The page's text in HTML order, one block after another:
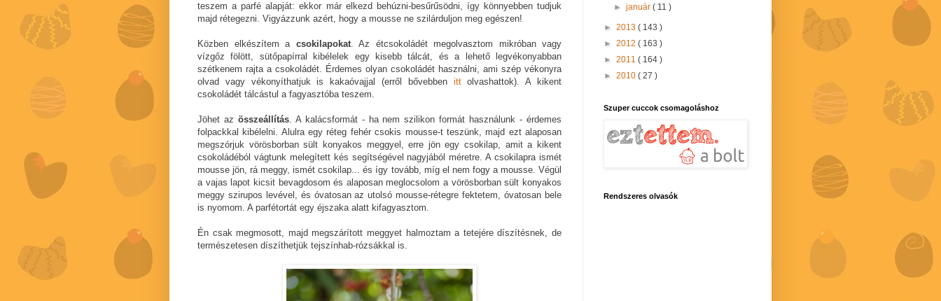
teszem a parfé alapját: ekkor már elkezd behúzni-besűrűsödni, így könnyebben tudjuk
majd rétegezni. Vigyázzunk azért, hogy a mousse ne szilárduljon meg egészen!
Közben elkészítem a csokilapokat. Az étcsokoládét megolvasztom mikróban vagy
vízgőz fölött, sütőpapírral kibélelek egy kisebb tálcát, és a lehető legvékonyabban
szétkenem rajta a csokoládét. Érdemes olyan csokoládét használni, ami szép vékonyra
olvad vagy vékonyíthatjuk is kakaóvajjal (erről bővebben ittolvashattok). A kikent
csokoládét tálcástul a fagyasztóba teszem.
Jöhet az összeállítás. A kalácsformát - ha nem szilikon formát használunk - érdemes
folpackkal kibélelni. Alulra egy réteg fehér csokis mousse-t teszünk, majd ezt alaposan
megszórjuk vörösborban sült konyakos meggyel, erre jön egy csokilap, amit a kikent
csokoládéból vágtunk melegített kés segítségével nagyjából méretre. A csokilapra ismét
mousse jön, rá meggy, ismét csokilap... és így tovább, míg el nem fogy a mousse. Végül
a vajas lapot kicsit bevagdosom és alaposan meglocsolom a vörösborban sült konyakos
meggy szirupos levével, és óvatosan az utolsó mousse-rétegre fektetem, óvatosan bele
is nyomom. A parfétortát egy éjszaka alatt kifagyasztom.
Én csak megmosott, majd megszárított meggyet halmoztam a tetejére díszítésnek, de
természetesen díszíthetjük tejszínhab-rózsákkal is.
►január( 11 )
► 2013 ( 143 )
► 2012 ( 163 )
► 2011 ( 164 )
► 2010 ( 27 )
Szuper cuccok csomagoláshoz
Rendszeres olvasók